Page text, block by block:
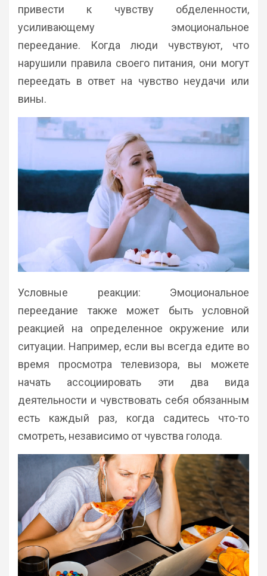
привести к чувству обделенности,
усиливающему эмоциональное
переедание. Когда люди чувствуют, что
нарушили правила своего питания, они могут
переедать в ответ на чувство неудачи или
вины.
Условные реакции: Эмоциональное
переедание также может быть условной
реакцией на определенное окружение или
ситуации. Например, если вы всегда едите во
время просмотра телевизора, вы можете
начать ассоциировать эти два вида
деятельности и чувствовать себя обязанным
есть каждый раз, когда садитесь что-то
смотреть, независимо от чувства голода.